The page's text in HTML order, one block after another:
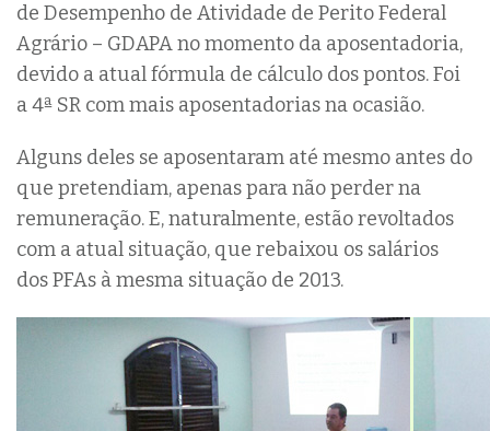
de Desempenho de Atividade de Perito Federal
Agrário – GDAPA no momento da aposentadoria,
devido a atual fórmula de cálculo dos pontos. Foi
a 4ª SR com mais aposentadorias na ocasião.
Alguns deles se aposentaram até mesmo antes do
que pretendiam, apenas para não perder na
remuneração. E, naturalmente, estão revoltados
com a atual situação, que rebaixou os salários
dos PFAs à mesma situação de 2013.